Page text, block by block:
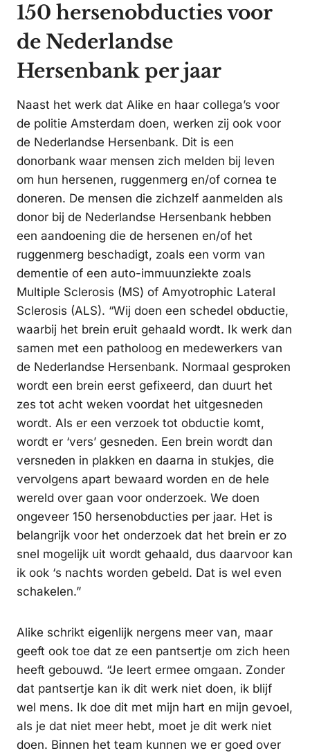
150 hersenobducties voor
de Nederlandse
Hersenbank per jaar
Naast het werk dat Alike en haar collega’s voor
de politie Amsterdam doen, werken zij ook voor
de Nederlandse Hersenbank. Dit is een
donorbank waar mensen zich melden bij leven
om hun hersenen, ruggenmerg en/of cornea te
doneren. De mensen die zichzelf aanmelden als
donor bij de Nederlandse Hersenbank hebben
een aandoening die de hersenen en/of het
ruggenmerg beschadigt, zoals een vorm van
dementie of een auto-immuunziekte zoals
Multiple Sclerosis (MS) of Amyotrophic Lateral
Sclerosis (ALS). “Wij doen een schedel obductie,
waarbij het brein eruit gehaald wordt. Ik werk dan
samen met een patholoog en medewerkers van
de Nederlandse Hersenbank. Normaal gesproken
wordt een brein eerst gefixeerd, dan duurt het
zes tot acht weken voordat het uitgesneden
wordt. Als er een verzoek tot obductie komt,
wordt er ‘vers’ gesneden. Een brein wordt dan
versneden in plakken en daarna in stukjes, die
vervolgens apart bewaard worden en de hele
wereld over gaan voor onderzoek. We doen
ongeveer 150 hersenobducties per jaar. Het is
belangrijk voor het onderzoek dat het brein er zo
snel mogelijk uit wordt gehaald, dus daarvoor kan
ik ook ‘s nachts worden gebeld. Dat is wel even
schakelen.”
Alike schrikt eigenlijk nergens meer van, maar
geeft ook toe dat ze een pantsertje om zich heen
heeft gebouwd. “Je leert ermee omgaan. Zonder
dat pantsertje kan ik dit werk niet doen, ik blijf
wel mens. Ik doe dit met mijn hart en mijn gevoel,
als je dat niet meer hebt, moet je dit werk niet
doen. Binnen het team kunnen we er goed over